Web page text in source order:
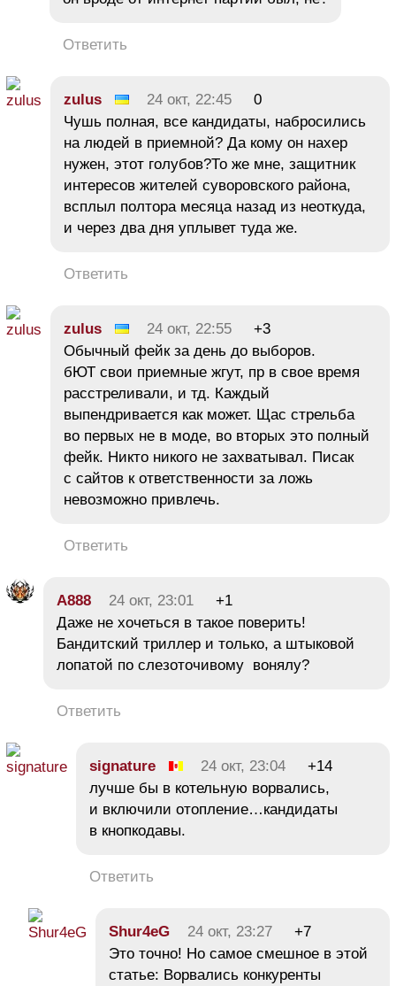
Ответить
zulus 24 окт, 22:45
0
Чушь полная, все кандидаты, набросились
на людей в приемной? Да кому он нахер
нужен, этот голубов?То же мне, защитник
интересов жителей суворовского района,
всплыл полтора месяца назад из неоткуда,
и через два дня уплывет туда же.
Ответить
zulus 24 окт, 22:55
+3
Обычный фейк за день до выборов.
бЮТ свои приемные жгут, пр в свое время
расстреливали, и тд. Каждый
выпендривается как может. Щас стрельба
во первых не в моде, во вторых это полный
фейк. Никто никого не захватывал. Писак
с сайтов к ответственности за ложь
невозможно привлечь.
Ответить
A888 24 окт, 23:01
+1
Даже не хочеться в такое поверить!
Бандитский триллер и только, а штыковой
лопатой по слезоточивому вонялу?
Ответить
signature 24 окт, 23:04
+14
лучше бы в котельную ворвались,
и включили отопление…кандидаты
в кнопкодавы.
Ответить
Shur4eG 24 окт, 23:27
+7
Это точно! Но самое смешное в этой
статье: Ворвались конкуренты